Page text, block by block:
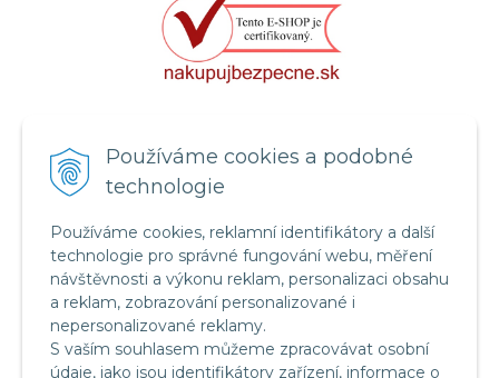
Používáme cookies a podobné
technologie
Používáme cookies, reklamní identifikátory a další
technologie pro správné fungování webu, měření
návštěvnosti a výkonu reklam, personalizaci obsahu
a reklam, zobrazování personalizované i
nepersonalizované reklamy.
S vaším souhlasem můžeme zpracovávat osobní
údaje, jako jsou identifikátory zařízení, informace o
Certifikát systému bezpečnosti
potravin FSSC 22000